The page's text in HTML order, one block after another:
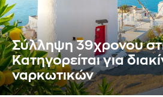
Σύλληψη 39χρονου
Κατηγορείται για
ναρκωτικών